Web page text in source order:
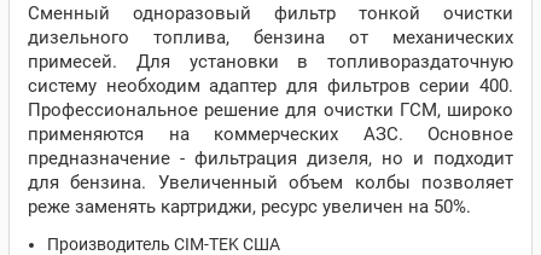
Сменный одноразовый фильтр тонкой очистки
дизельного топлива, бензина от механических
примесей. Для установки в топливораздаточную
систему необходим адаптер для фильтров серии 400.
Профессиональное решение для очистки ГСМ, широко
применяются на коммерческих АЗС. Основное
предназначение - фильтрация дизеля, но и подходит
для бензина. Увеличенный объем колбы позволяет
реже заменять картриджи, ресурс увеличен на 50%.
Производитель CIM-TEK США